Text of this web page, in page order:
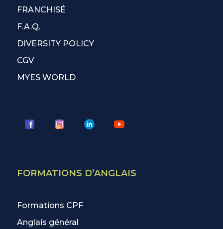
FRANCHISÉ
F.A.Q.
DIVERSITY POLICY
CGV
MYES WORLD
FORMATIONS D’ANGLAIS
Formations CPF
Anglais général